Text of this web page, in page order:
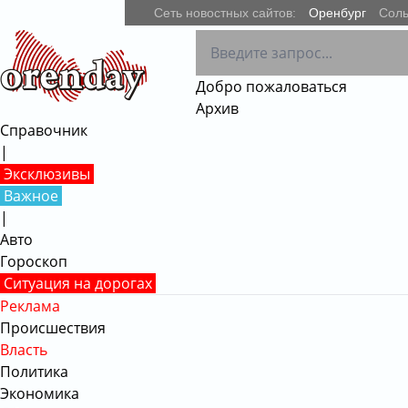
Сеть новостных сайтов: Оренбург
Добро пожаловаться
Архив
Справочник
|
Эксклюзивы
Важное
|
Авто
Гороскоп
Ситуация на дорогах
Реклама
Происшествия
Власть
Политика
Экономика